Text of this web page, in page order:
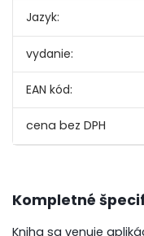
Jazyk:
vydanie:
EAN kód:
Kompletné
Kniha sa venuje